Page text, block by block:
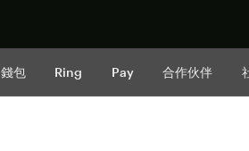
錢包 Ring Pay 合作伙伴